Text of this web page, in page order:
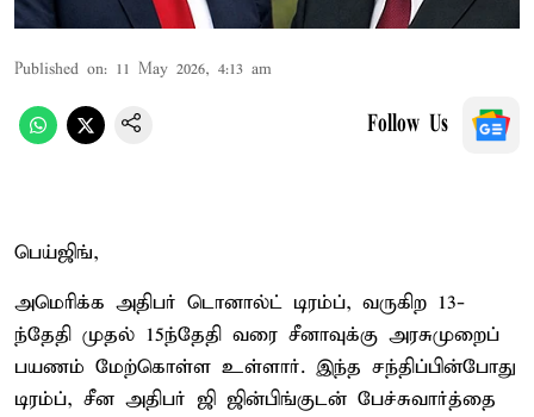
Published on: 11 May 2026, 4:13 am
Follow Us
பெய்ஜிங்,
அமெரிக்க அதிபர் டொனால்ட் டிரம்ப், வருகிற 13-
ந்தேதி முதல் 15ந்தேதி வரை சீனாவுக்கு அரசுமுறைப்
பயணம் மேற்கொள்ள உள்ளார். இந்த சந்திப்பின்போது
டிரம்ப், சீன அதிபர் ஜி ஜின்பிங்குடன் பேச்சுவார்த்தை